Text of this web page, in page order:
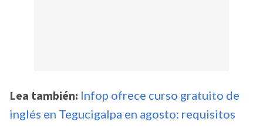
Lea también: Infop ofrece curso gratuito de
inglés en Tegucigalpa en agosto: requisitos